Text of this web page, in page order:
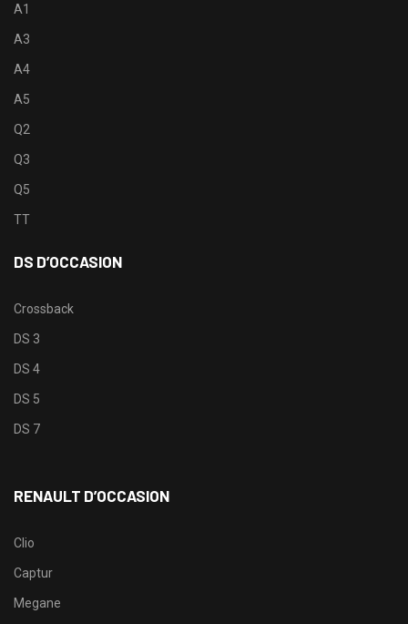
A1
A3
A4
A5
Q2
Q3
Q5
TT
DS D’OCCASION
Crossback
DS 3
DS 4
DS 5
DS 7
RENAULT D’OCCASION
Clio
Captur
Megane